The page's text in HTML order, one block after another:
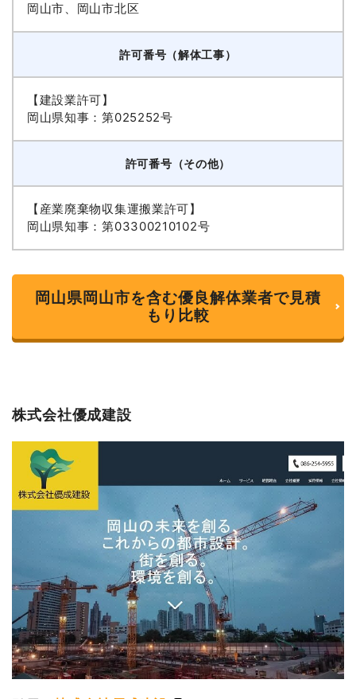
岡山市、岡山市北区
許可番号（解体工事）
【建設業許可】
岡山県知事：第025252号
許可番号（その他）
【産業廃棄物収集運搬業許可】
岡山県知事：第03300210102号
岡山県岡山市を含む優良解体業者で見積
もり比較
株式会社優成建設